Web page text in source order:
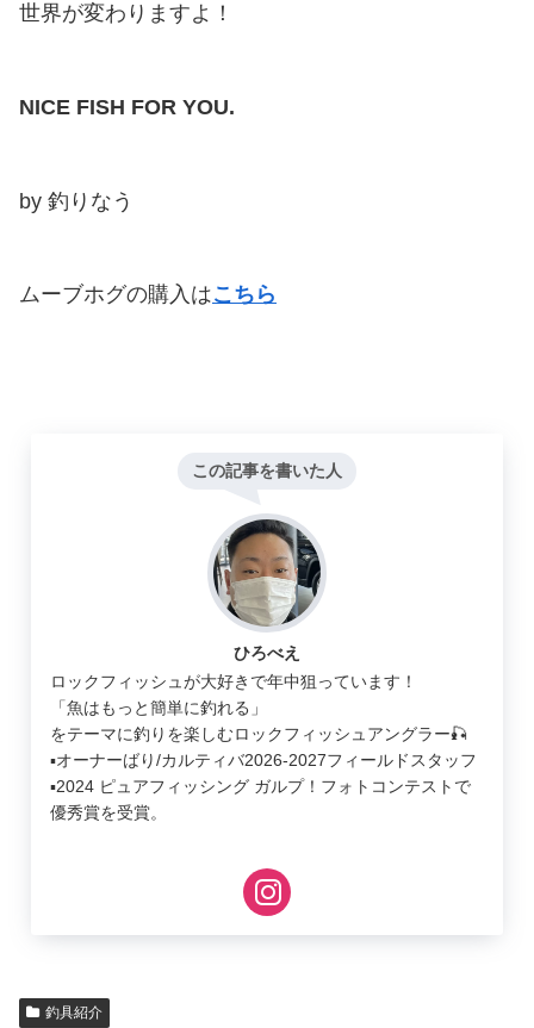
世界が変わりますよ！
NICE FISH FOR YOU.
by 釣りなう
ムーブホグの購入はこちら
この記事を書いた人
ひろべえ
ロックフィッシュが大好きで年中狙っています！
「魚はもっと簡単に釣れる」
をテーマに釣りを楽しむロックフィッシュアングラー🎣
▪︎オーナーばり/カルティバ2026-2027フィールドスタッフ
▪︎2024 ピュアフィッシング ガルプ！フォトコンテストで
優秀賞を受賞。
釣具紹介